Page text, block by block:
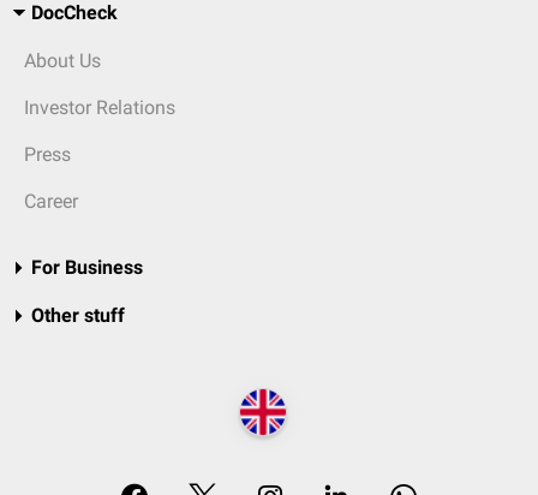
DocCheck
About Us
Investor Relations
Press
Career
For Business
Other stuff